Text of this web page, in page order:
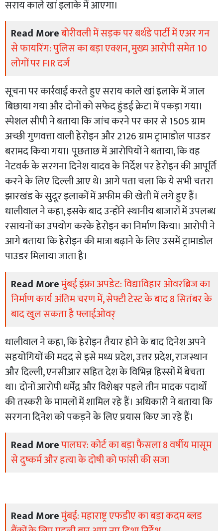
सराय काले खां इलाके में आएगा।
Read Moreबोरीवली में सड़क पर बर्थडे पार्टी में एअर गन
से फायरिंग: पुलिस का बड़ा एक्शन, मुख्य आरोपी समेत 10
लोगों पर FIR दर्ज
सूचना पर कार्रवाई करते हुए सराय काले खां इलाके में जाल
बिछाया गया और दोनों को सफेद हुंडई क्रेटा में पकड़ा गया।
स्पेशल सीपी ने बताया कि जांच करने पर कार से 1505 ग्राम
अच्छी गुणवत्ता वाली हेरोइन और 2126 ग्राम ट्रामाडोल पाउडर
बरामद किया गया। पूछताछ में आरोपियों ने बताया, कि वह
नेटवर्क के सरगना दिनेश यादव के निर्देश पर हेरोइन की आपूर्ति
करने के लिए दिल्ली आए थे। आगे पता चला कि ये सभी चतरा
झारखंड के सुदूर इलाकों में अफीम की खेती में लगे हुए हैं।
धालीवाल ने कहा, इसके बाद उन्होंने स्थानीय बाजारों में उपलब्ध
रसायनों का उपयोग करके हेरोइन का निर्माण किया। आरोपी ने
आगे बताया कि हेरोइन की मात्रा बढ़ाने के लिए उसमें ट्रामाडोल
पाउडर मिलाया जाता है।
Read Moreमुंबई इंफ्रा अपडेट: विद्याविहार ओवरब्रिज का
निर्माण कार्य अंतिम चरण में, सेफ्टी टेस्ट के बाद 8 सितंबर के
बाद खुल सकता है फ्लाईओवर्
धालीवाल ने कहा, कि हेरोइन तैयार होने के बाद दिनेश अपने
सहयोगियों की मदद से इसे मध्य प्रदेश, उत्तर प्रदेश, राजस्थान
और दिल्ली, एनसीआर सहित देश के विभिन्न हिस्सों में बेचता
था। दोनों आरोपी धर्मेंद्र और विशेश्वर पहले तीन मादक पदार्थों
की तस्करी के मामलों में शामिल रहे हैं। अधिकारी ने बताया कि
सरगना दिनेश को पकड़ने के लिए प्रयास किए जा रहे हैं।
Read Moreपालघर: कोर्ट का बड़ा फैसला 8 वर्षीय मासूम
से दुष्कर्म और हत्या के दोषी को फांसी की सजा
Read Moreमुंबई: महाराष्ट्र एफडीए का बड़ा कदम ब्लड